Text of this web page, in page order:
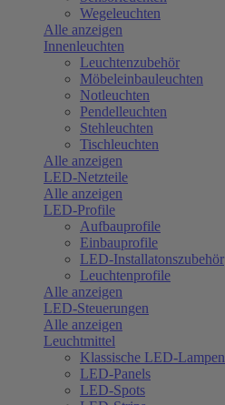
Wegeleuchten
Alle anzeigen
Innenleuchten
Leuchtenzubehör
Möbeleinbauleuchten
Notleuchten
Pendelleuchten
Stehleuchten
Tischleuchten
Alle anzeigen
LED-Netzteile
Alle anzeigen
LED-Profile
Aufbauprofile
Einbauprofile
LED-Installatonszubehör
Leuchtenprofile
Alle anzeigen
LED-Steuerungen
Alle anzeigen
Leuchtmittel
Klassische LED-Lampen
LED-Panels
LED-Spots